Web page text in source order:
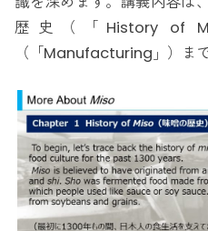
歴史（「History of
（「Manufacturing」）ま